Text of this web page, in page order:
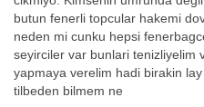
butun fenerli topcular hakemi
neden mi cunku hepsi
seyirciler var bunlari tenizliyelim
yapmaya verelim hadi birakin
tilbeden bilmem ne